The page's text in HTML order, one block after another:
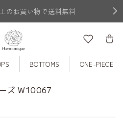
のお買い物で送料無料
BOTTOMS ONE-PIECE
ズ W10067